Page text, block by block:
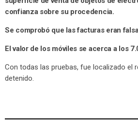
confianza sobre su procedencia.
Se comprobó que las facturas eran
El valor de los móviles se acerca a los
Con todas las pruebas, fue localizado el
detenido.